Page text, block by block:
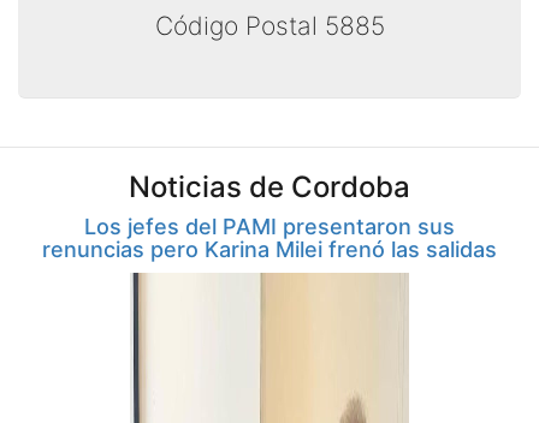
Código Postal 5885
Noticias de Cordoba
Los jefes del PAMI presentaron sus
renuncias pero Karina Milei frenó las salidas